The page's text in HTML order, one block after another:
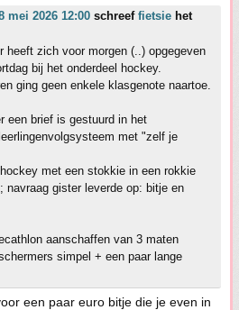
mei 2026 12:00 schreef fietsie het
heeft zich voor morgen (..) opgegeven
bij het onderdeel hockey.
ging geen enkele klasgenote naartoe.
een brief is gestuurd in het
met "zelf je
met een stokkie in een rokkie
navraag gister leverde op: bitje en
aanschaffen van 3 maten
simpel + een paar lange
een paar euro bitje die je even in